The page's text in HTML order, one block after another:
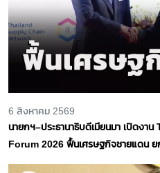
6 สิงหาคม 2569
นายกฯ–ประธานาธิบดีเมียนมา เปิดง
Forum 2026 ฟื้นเศรษฐกิจชายแดน ย